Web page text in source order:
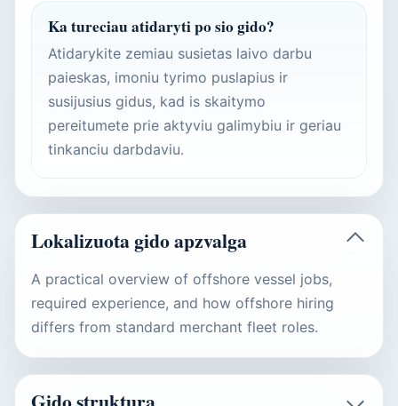
Ka tureciau atidaryti po sio gido?
Atidarykite zemiau susietas laivo darbu
paieskas, imoniu tyrimo puslapius ir
susijusius gidus, kad is skaitymo
pereitumete prie aktyviu galimybiu ir geriau
tinkanciu darbdaviu.
Lokalizuota gido apzvalga
A practical overview of offshore vessel jobs,
required experience, and how offshore hiring
differs from standard merchant fleet roles.